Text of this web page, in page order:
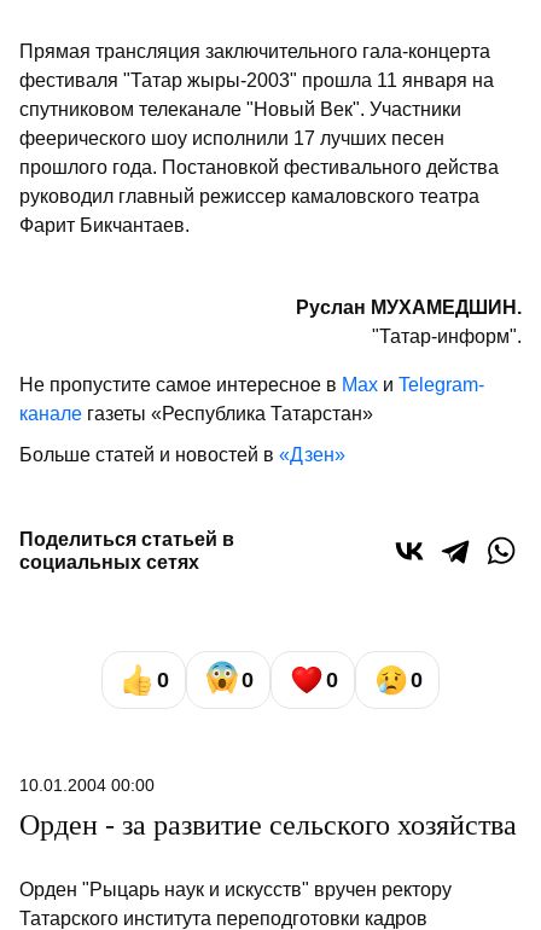
Прямая трансляция заключительного гала-концерта
фестиваля "Татар жыры-2003" прошла 11 января на
спутниковом телеканале "Новый Век". Участники
феерического шоу исполнили 17 лучших песен
прошлого года. Постановкой фестивального действа
руководил главный режиссер камаловского театра
Фарит Бикчантаев.
Руслан МУХАМЕДШИН.
"Татар-информ".
Не пропустите самое интересное в Max и Telegram-
канале газеты «Республика Татарстан»
Больше статей и новостей в «Дзен»
Поделиться статьей в
социальных сетях
0 0 0 0
10.01.2004 00:00
Орден - за развитие сельского хозяйства
Орден "Рыцарь наук и искусств" вручен ректору
Татарского института переподготовки кадров